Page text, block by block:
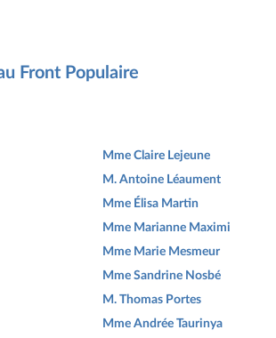
Front Populaire
Mme Claire Lejeune
M. Antoine Léaument
Mme Élisa Martin
Mme Marianne Maximi
Mme Marie Mesmeur
Mme Sandrine Nosbé
M. Thomas Portes
Mme Andrée Taurinya